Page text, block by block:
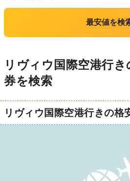
最安値を検
リヴィウ国際空港行
券を検索
リヴィウ国際空港行きの格